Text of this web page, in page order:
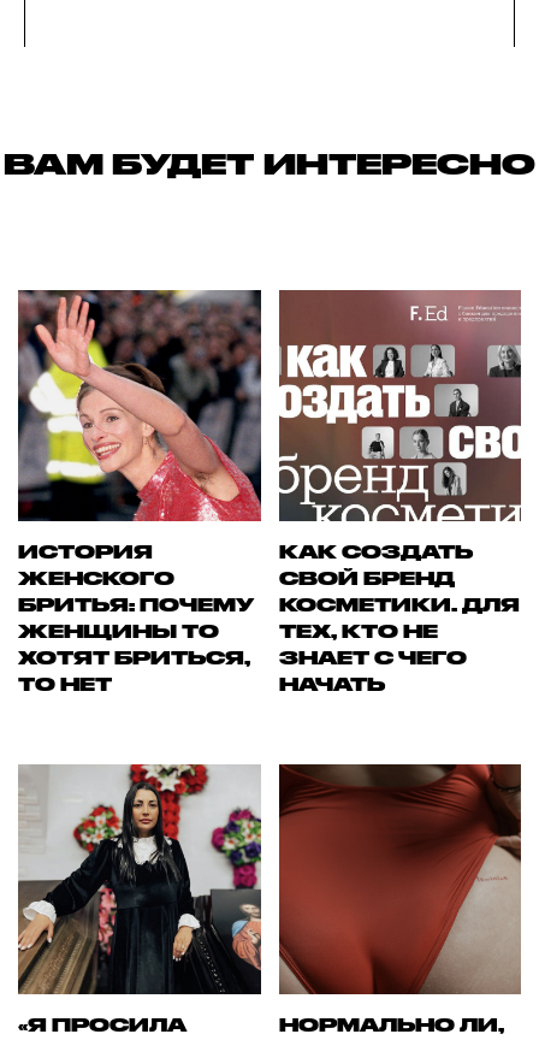
ВАМ БУДЕТ ИНТЕРЕСНО
ИСТОРИЯ
ЖЕНСКОГО
БРИТЬЯ: ПОЧЕМУ
ЖЕНЩИНЫ ТО
ХОТЯТ БРИТЬСЯ,
ТО НЕТ
КАК СОЗДАТЬ
СВОЙ БРЕНД
КОСМЕТИКИ. ДЛЯ
ТЕХ, КТО НЕ
ЗНАЕТ С ЧЕГО
НАЧАТЬ
«Я ПРОСИЛА
НОРМАЛЬНО ЛИ,